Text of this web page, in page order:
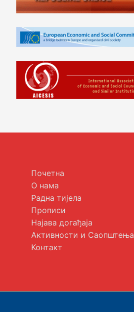
Почетна
О нама
Радна тијела
Прописи
Најава догађаја
Активности и Саопштења
Контакт